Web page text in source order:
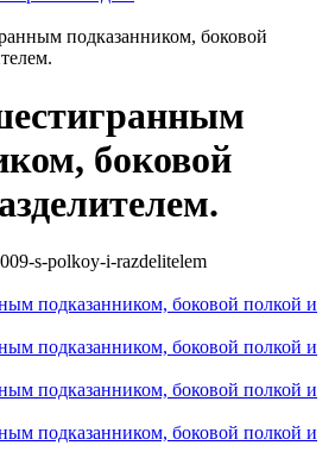
подказанником, боковой
боковой
s-polkoy-i-razdelitelem